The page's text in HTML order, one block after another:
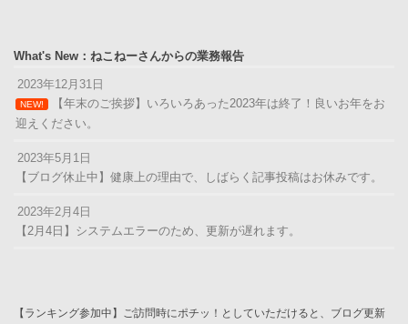
What's New：ねこねーさんからの業務報告
2023年12月31日
NEW!
【年末のご挨拶】いろいろあった2023年は終了！良いお年をお
迎えください。
2023年5月1日
【ブログ休止中】健康上の理由で、しばらく記事投稿はお休みです。
2023年2月4日
【2月4日】システムエラーのため、更新が遅れます。
【ランキング参加中】ご訪問時にポチッ！としていただけると、ブログ更新